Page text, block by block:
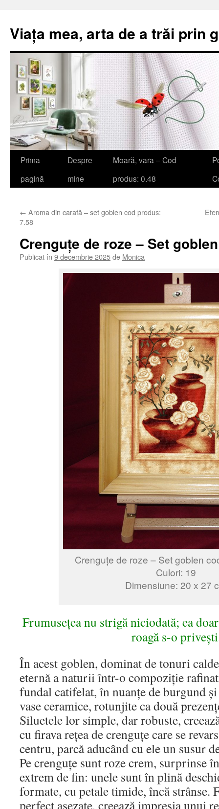
Viața mea, arta de a trăi prin
Sari
Prima
pagină
Despre
mine
Moară, vara – Cod
produs: 0.48
← Aroma din carafă – set goblen cod produs:
7.58
Crenguțe de roze – Set
Publicat în 9 decembrie 2025de Monica
Crenguțe de roze – Set goblen
Culori: 19
Dimensiune: 20 x 27
Frumusețea nu strigă niciodată; ea
roagă s-o
În acest goblen, dominat de tonuri
eternă a naturii într-o compoziție
fundal catifelat, în nuanțe de burgund
vase ceramice, rotunjite ca două
Siluetele lor simple, dar robuste,
cu firava rețea de crenguțe care se
centru, parcă aducând cu ele un susur
Pe crenguțe sunt roze crem, surprinse
extrem de fin: unele sunt în plină
formate, cu petale timide, încă strânse.
perfect așezate, creează impresia unui